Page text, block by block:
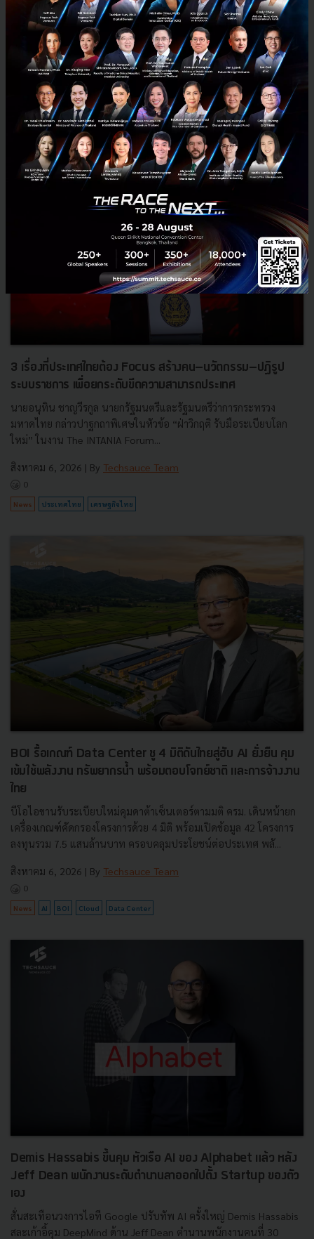
RELATED ARTICLE
3 เรื่องที่ประเทศไทยต้อง Focus สร้างคน–นวัตกรรม–ปฏิรูป
ระบบราชการ เพื่อยกระดับขีดความสามารถประเทศ
นายอนุทิน ชาญวีรกูล นายกรัฐมนตรีและรัฐมนตรีว่าการกระทรวง
มหาดไทย กล่าวปาฐกถาพิเศษในหัวข้อ “ฝ่าวิกฤติ รับมือระเบียบโลก
ใหม่” ในงาน The INTANIA Forum...
สิงหาคม 6, 2026 | By Techsauce Team
0
News ประเทศไทย เศรษฐกิจไทย
BOI รื้อเกณฑ์ Data Center ชู 4 มิติดันไทยสู่ฮับ AI ยั่งยืน คุม
เข้มใช้พลังงาน ทรัพยากรน้ำ พร้อมตอบโจทย์ชาติ และการจ้างงาน
ไทย
บีโอไอขานรับระเบียบใหม่คุมดาต้าเซ็นเตอร์ตามมติ ครม. เดินหน้ายก
เครื่องเกณฑ์คัดกรองโครงการด้วย 4 มิติ พร้อมเปิดข้อมูล 42 โครงการ
ลงทุนรวม 7.5 แสนล้านบาท ครอบคลุมประโยชน์ต่อประเทศ พลั...
สิงหาคม 6, 2026 | By Techsauce Team
0
News AI BOI Cloud Data Center
Demis Hassabis ขึ้นคุม หัวเรือ AI ของ Alphabet แล้ว หลัง
Jeff Dean พนักงานระดับตำนานลาออกไปตั้ง Startup ของตัว
เอง
สั่นสะเทือนวงการไอที Google ปรับทัพ AI ครั้งใหญ่ Demis Hassabis
สละเก้าอี้คุม DeepMind ด้าน Jeff Dean ตำนานพนักงานคนที่ 30